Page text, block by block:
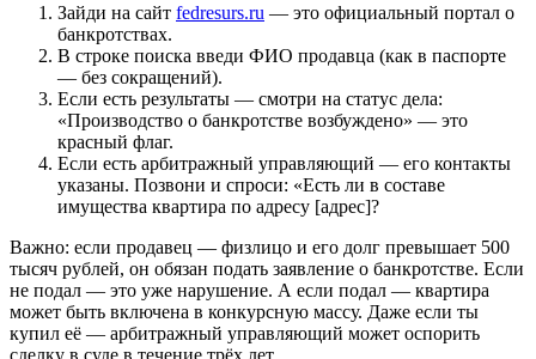
Зайди на сайт fedresurs.ru — это официальный портал о
банкротствах.
В строке поиска введи ФИО продавца (как в паспорте
— без сокращений).
Если есть результаты — смотри на статус дела:
«Производство о банкротстве возбуждено» — это
красный флаг.
Если есть арбитражный управляющий — его контакты
указаны. Позвони и спроси: «Есть ли в составе
имущества квартира по адресу [адрес]?
Важно: если продавец — физлицо и его долг превышает 500
тысяч рублей, он обязан подать заявление о банкротстве. Если
не подал — это уже нарушение. А если подал — квартира
может быть включена в конкурсную массу. Даже если ты
купил её — арбитражный управляющий может оспорить
сделку в суде в течение трёх лет.